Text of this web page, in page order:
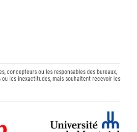
concepteurs ou les responsables des bureaux,
les inexactitudes, mais souhaitent recevoir les